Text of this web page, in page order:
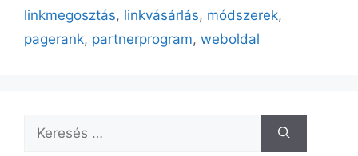
linkmegosztás, linkvásárlás, módszerek,
pagerank, partnerprogram, weboldal
Keresés: